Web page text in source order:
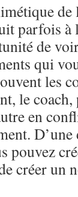
de
parfois
de
qui
les
le
en
pouvez
créer